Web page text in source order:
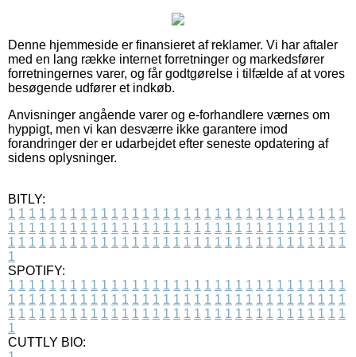
Denne hjemmeside er finansieret af reklamer. Vi har aftaler
med en lang række internet forretninger og markedsfører
forretningernes varer, og får godtgørelse i tilfælde af at vores
besøgende udfører et indkøb.
Anvisninger angående varer og e-forhandlere værnes om
hyppigt, men vi kan desværre ikke garantere imod
forandringer der er udarbejdet efter seneste opdatering af
sidens oplysninger.
BITLY:
1 1 1 1 1 1 1 1 1 1 1 1 1 1 1 1 1 1 1 1 1 1 1 1 1 1 1 1 1 1 1 1 1
1 1 1 1 1 1 1 1 1 1 1 1 1 1 1 1 1 1 1 1 1 1 1 1 1 1 1 1 1 1 1 1 1
1 1 1 1 1 1 1 1 1 1 1 1 1 1 1 1 1 1 1 1 1 1 1 1 1 1 1 1 1 1 1 1 1
1
SPOTIFY:
1 1 1 1 1 1 1 1 1 1 1 1 1 1 1 1 1 1 1 1 1 1 1 1 1 1 1 1 1 1 1 1 1
1 1 1 1 1 1 1 1 1 1 1 1 1 1 1 1 1 1 1 1 1 1 1 1 1 1 1 1 1 1 1 1 1
1 1 1 1 1 1 1 1 1 1 1 1 1 1 1 1 1 1 1 1 1 1 1 1 1 1 1 1 1 1 1 1 1
1
CUTTLY BIO: